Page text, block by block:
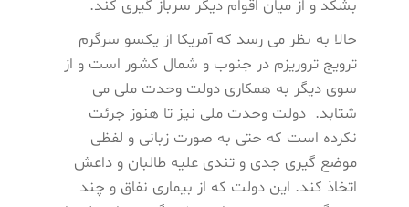
بشکد و از میان اقوام دیگر سرباز گیری کند.
حالا به نظر می رسد که آمریکا از یکسو سرگرم
ترویج تروریزم در جنوب و شمال کشور است و از
سوی دیگر به همکاری دولت وحدت ملی می
شتابد. دولت وحدت ملی نیز تا هنوز جرئت
نکرده است که حتی به صورت زبانی و لفظی
موضع گیری جدی و تندی علیه طالبان و داعش
اتخاذ کند. این دولت که از بیماری نفاق و چند